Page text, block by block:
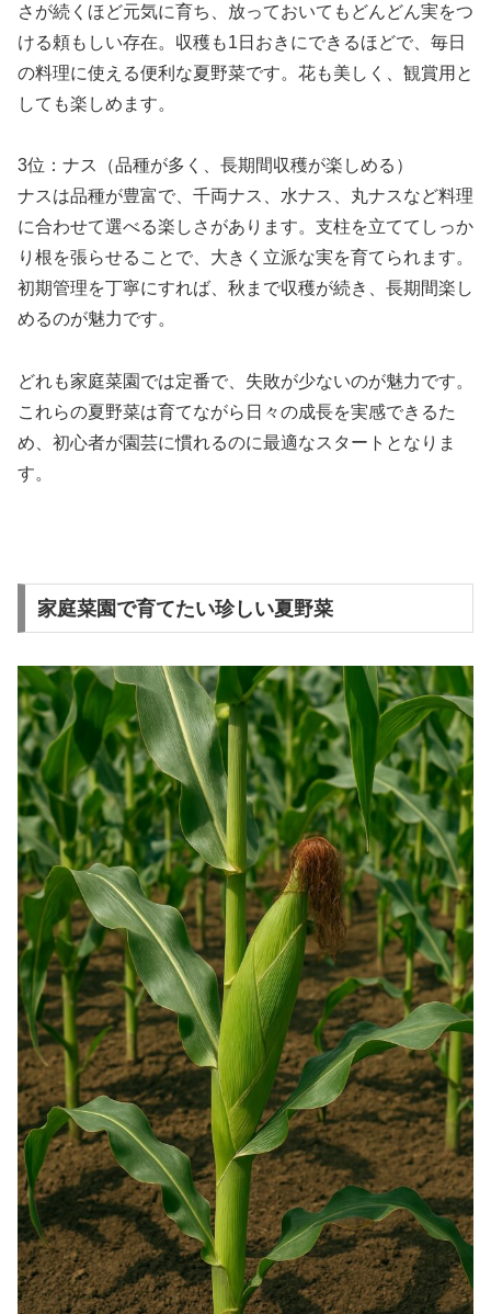
さが続くほど元気に育ち、放っておいてもどんどん実をつ
ける頼もしい存在。収穫も1日おきにできるほどで、毎日
の料理に使える便利な夏野菜です。花も美しく、観賞用と
しても楽しめます。
3位：ナス（品種が多く、長期間収穫が楽しめる）
ナスは品種が豊富で、千両ナス、水ナス、丸ナスなど料理
に合わせて選べる楽しさがあります。支柱を立ててしっか
り根を張らせることで、大きく立派な実を育てられます。
初期管理を丁寧にすれば、秋まで収穫が続き、長期間楽し
めるのが魅力です。
どれも家庭菜園では定番で、失敗が少ないのが魅力です。
これらの夏野菜は育てながら日々の成長を実感できるた
め、初心者が園芸に慣れるのに最適なスタートとなりま
す。
家庭菜園で育てたい珍しい夏野菜